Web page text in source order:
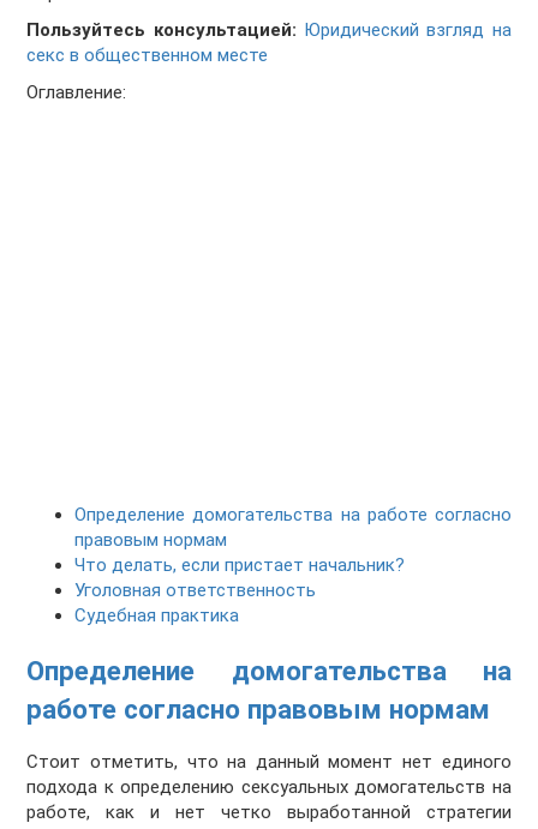
Пользуйтесь консультацией: Юридический взгляд на
секс в общественном месте
Оглавление:
Определение домогательства на работе согласно
правовым нормам
Что делать, если пристает начальник?
Уголовная ответственность
Судебная практика
Определение домогательства на
работе согласно правовым нормам
Стоит отметить, что на данный момент нет единого
подхода к определению сексуальных домогательств на
работе, как и нет четко выработанной стратегии